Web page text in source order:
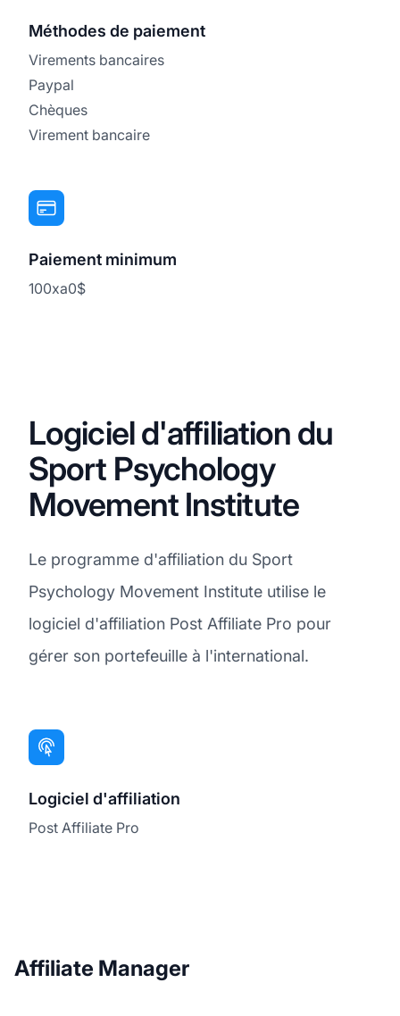
Méthodes de paiement
Virements bancaires
Paypal
Chèques
Virement bancaire
Paiement minimum
100xa0$
Logiciel d'affiliation du
Sport Psychology
Movement Institute
Le programme d'affiliation du Sport
Psychology Movement Institute utilise le
logiciel d'affiliation Post Affiliate Pro pour
gérer son portefeuille à l'international.
Logiciel d'affiliation
Post Affiliate Pro
Affiliate Manager